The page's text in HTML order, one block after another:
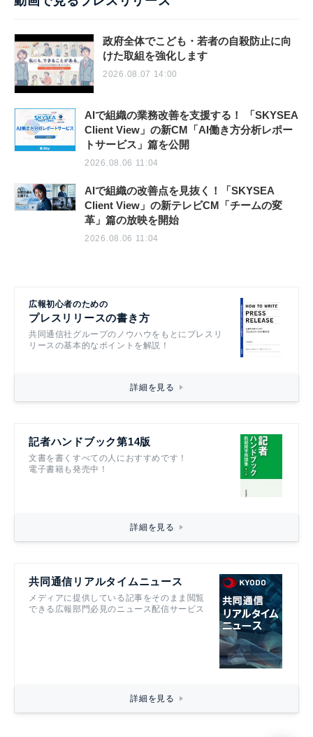
政府全体でこども・若者の自殺防止に向
けた取組を強化します
2026.08.07 14:00
AIで組織の業務改善を支援する！ 「SKYSEA
Client View」の新CM「AI働き方分析レポー
トサービス」篇を公開
2026.08.06 11:04
AIで組織の改善点を見抜く！「SKYSEA
Client View」の新テレビCM「チームの変
革」篇の放映を開始
2026.08.06 11:04
広報初心者のための
プレスリリースの書き方
共同通信社グループのノウハウをもとにプレスリ
リースの基本的なポイントを解説！
詳細を見る
記者ハンドブック第14版
文書を書くすべての人におすすめです！
電子書籍も発売中！
詳細を見る
共同通信リアルタイムニュース
メディアに提供している記事をそのまま閲覧
できる広報部門必見のニュース配信サービス
詳細を見る